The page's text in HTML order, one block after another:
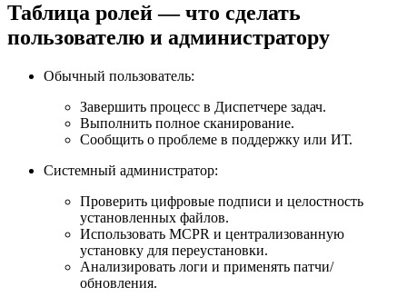
Таблица ролей — что сделать
пользователю и администратору
Обычный пользователь:
Завершить процесс в Диспетчере задач.
Выполнить полное сканирование.
Сообщить о проблеме в поддержку или ИТ.
Системный администратор:
Проверить цифровые подписи и целостность
установленных файлов.
Использовать MCPR и централизованную
установку для переустановки.
Анализировать логи и применять патчи/
обновления.